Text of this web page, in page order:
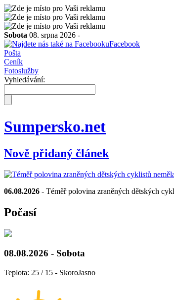
Sobota 08. srpna 2026 -
Facebook
Pošta
Ceník
Fotoslužby
Vyhledávání:
Sumpersko.net
Nově přidaný článek
06.08.2026 - Téměř polovina zraněných dětských
Počasí
08.08.2026 - Sobota
Teplota: 25 / 15 - SkoroJasno